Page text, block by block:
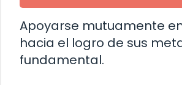
Apoyarse mutuamente
hacia el logro de sus
fundamental.